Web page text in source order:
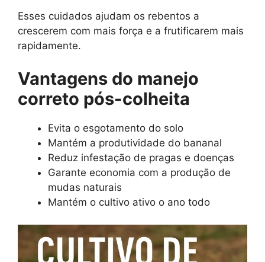
Esses cuidados ajudam os rebentos a
crescerem com mais força e a frutificarem mais
rapidamente.
Vantagens do manejo
correto pós-colheita
Evita o esgotamento do solo
Mantém a produtividade do bananal
Reduz infestação de pragas e doenças
Garante economia com a produção de
mudas naturais
Mantém o cultivo ativo o ano todo